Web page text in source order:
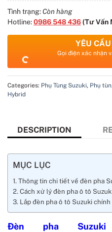
Tình trạng: Còn hàng
Hotline:0986 548 436(Tư Vấn
YÊU
Gọi điện xác nhận
Categories: Phụ Tùng Suzuki, Phụ
Hybrid
DESCRIPTION
MỤC LỤC
Thông tin chi tiết về đèn pha
Cách xử lý đèn pha ô tô
Lắp đèn pha ô tô Suzuki
Đèn pha